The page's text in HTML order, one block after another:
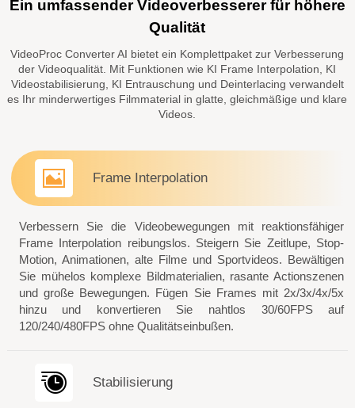
Ein umfassender Videoverbesserer für höhere
Qualität
VideoProc Converter AI bietet ein Komplettpaket zur Verbesserung
der Videoqualität. Mit Funktionen wie KI Frame Interpolation, KI
Videostabilisierung, KI Entrauschung und Deinterlacing verwandelt
es Ihr minderwertiges Filmmaterial in glatte, gleichmäßige und klare
Videos.
Frame Interpolation
Verbessern Sie die Videobewegungen mit reaktionsfähiger
Frame Interpolation reibungslos. Steigern Sie Zeitlupe, Stop-
Motion, Animationen, alte Filme und Sportvideos. Bewältigen
Sie mühelos komplexe Bildmaterialien, rasante Actionszenen
und große Bewegungen. Fügen Sie Frames mit 2x/3x/4x/5x
hinzu und konvertieren Sie nahtlos 30/60FPS auf
120/240/480FPS ohne Qualitätseinbußen.
Stabilisierung